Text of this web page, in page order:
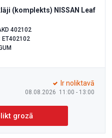
(komplekts) NISSAN Leaf
402102
ET402102
08.08.2026 11:00 - 13:00
Ir noliktavā
grozā